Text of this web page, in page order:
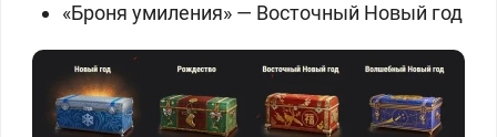
«Броня умиления» — Восточный Новый год